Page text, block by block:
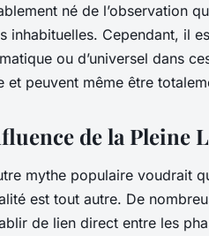
né de l’observation
inhabituelles. Cependant, il
ou d’universel dans
et peuvent même être
de la Pleine
mythe populaire voudrait
est tout autre. De
de lien direct entre les